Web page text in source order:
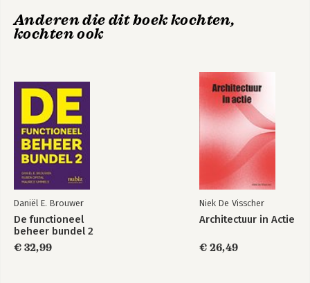
Hét handboek voor
de functioneel
beheerder
Functioneel beheer
en AI
Anderen die dit boek kochten,
kochten ook
Daniël E. Brouwer
De functioneel
beheer bundel 2
€ 32,99
Niek De Visscher
Architectuur in Actie
€ 26,49